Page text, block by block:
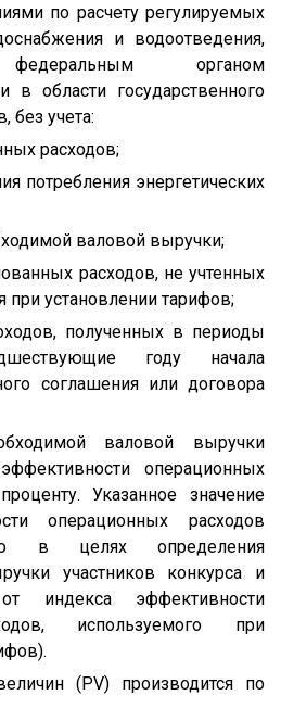
по расчету регулируемых
и водоотведения,
органом
в области государственного
без учета:
расходов;
потребления энергетических
валовой выручки;
расходов, не учтенных
при установлении тарифов;
полученных в периоды
году начала
соглашения или договора
валовой выручки
операционных
Указанное значение
операционных расходов
в целях определения
участников конкурса и
индекса эффективности
используемого при
(PV) производится по